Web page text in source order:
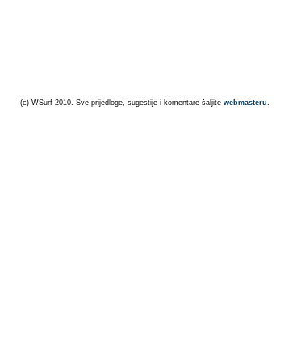
(c) WSurf 2010. Sve prijedloge, sugestije i komentare šaljite webmasteru